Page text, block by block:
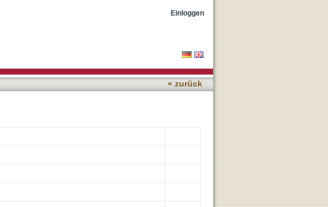
as Nanomolar GSK-3 betaEinloggen
« zurück